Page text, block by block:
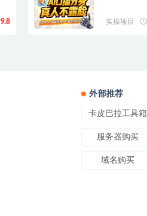
9.8 实操项目
外部推荐
卡皮巴拉工具箱
服务器购买
域名购买